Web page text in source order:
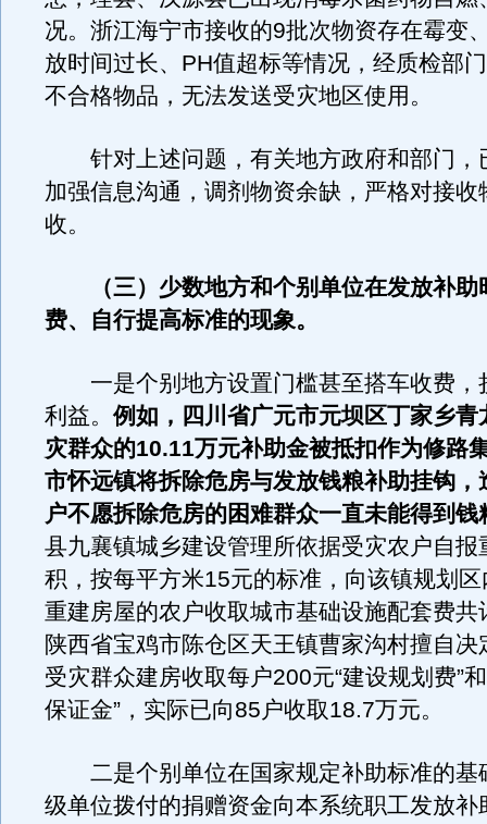
况。浙江海宁市接收的9批次物资存在霉变
放时间过长、PH值超标等情况，经质检部
不合格物品，无法发送受灾地区使用。
针对上述问题，有关地方政府和部门，
加强信息沟通，调剂物资余缺，严格对接收
收。
（三）少数地方和个别单位在发放补助
费、自行提高标准的现象。
一是个别地方设置门槛甚至搭车收费，
利益。 例如，四川省广元市元坝区丁家乡青
灾群众的10.11万元补助金被抵扣作为修路
市怀远镇将拆除危房与发放钱粮补助挂钩，
户不愿拆除危房的困难群众一直未能得到钱
县九襄镇城乡建设管理所依据受灾农户自报
积，按每平方米15元的标准，向该镇规划
重建房屋的农户收取城市基础设施配套费共
陕西省宝鸡市陈仓区天王镇曹家沟村擅自决
受灾群众建房收取每户200元“建设规划费”
保证金”，实际已向85户收取18.7万元。
二是个别单位在国家规定补助标准的基
级单位拨付的捐赠资金向本系统职工发放补